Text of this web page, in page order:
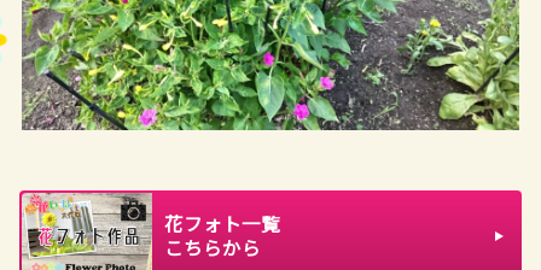
花フォト一覧
こちらから